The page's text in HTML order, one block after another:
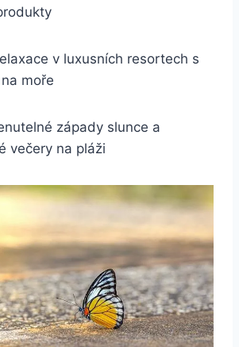
v luxusních resortech s
moře
západy slunce a
večery na pláži